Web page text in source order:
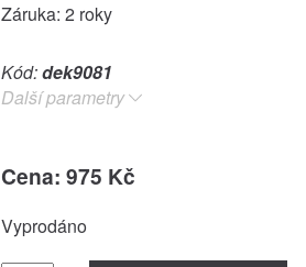
Záruka: 2 roky
Kód:dek9081
Další parametry
Cena: 975 Kč
Vyprodáno